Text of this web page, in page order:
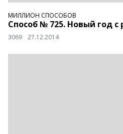
МИЛЛИОН СПОСОБОВ
Способ № 725. Новый год
3069 27.12.2014